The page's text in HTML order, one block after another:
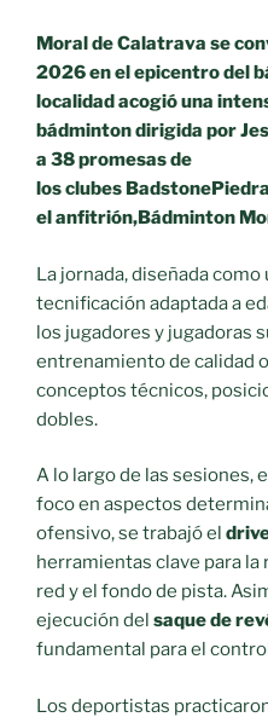
Moral de Calatrava se
2026 en el epicentro del
localidad acogió una
bádminton dirigida por
a 38 promesas de
los clubes
el anfitrión,Bádminton
​La jornada, diseñada
tecnificación adaptada a
los jugadores y jugadoras
entrenamiento de calidad
conceptos técnicos,
dobles.
​A lo largo de las sesiones,
foco en aspectos
ofensivo, se trabajó el
herramientas clave para
red y el fondo de pista.
ejecución del saque de
fundamental para el
​Los deportistas